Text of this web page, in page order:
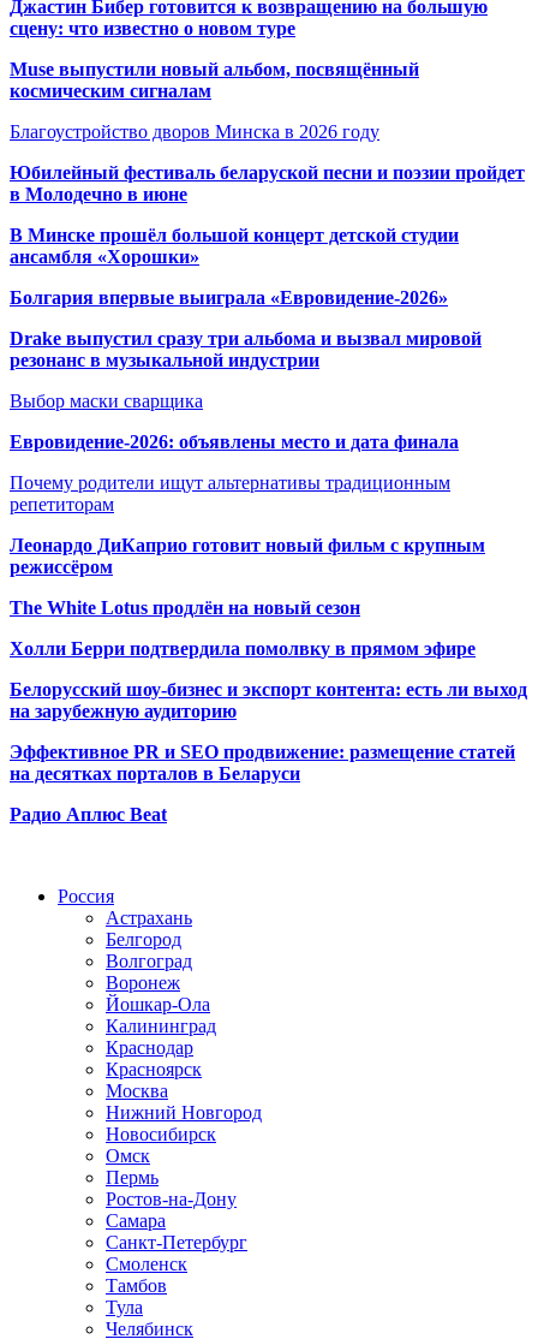
Джастин Бибер готовится к возвращению на большую
сцену: что известно о новом туре
Muse выпустили новый альбом, посвящённый
космическим сигналам
Благоустройство дворов Минска в 2026 году
Юбилейный фестиваль беларуской песни и поэзии пройдет
в Молодечно в июне
В Минске прошёл большой концерт детской студии
ансамбля «Хорошки»
Болгария впервые выиграла «Евровидение-2026»
Drake выпустил сразу три альбома и вызвал мировой
резонанс в музыкальной индустрии
Выбор маски сварщика
Евровидение-2026: объявлены место и дата финала
Почему родители ищут альтернативы традиционным
репетиторам
Леонардо ДиКаприо готовит новый фильм с крупным
режиссёром
The White Lotus продлён на новый сезон
Холли Берри подтвердила помолвку в прямом эфире
Белорусский шоу-бизнес и экспорт контента: есть ли выход
на зарубежную аудиторию
Эффективное PR и SEO продвижение: размещение статей
на десятках порталов в Беларуси
Радио Аплюс Beat
Россия
Астрахань
Белгород
Волгоград
Воронеж
Йошкар-Ола
Калининград
Краснодар
Красноярск
Москва
Нижний Новгород
Новосибирск
Омск
Пермь
Ростов-на-Дону
Самара
Санкт-Петербург
Смоленск
Тамбов
Тула
Челябинск